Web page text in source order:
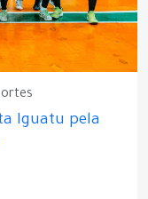
Iguatu pela